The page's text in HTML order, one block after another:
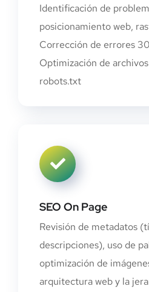
Identificación de
posicionamiento web,
Corrección de errores
Optimización de
robots.txt
SEO On Page
Revisión de metadatos
descripciones), uso de
optimización de
arquitectura web y la